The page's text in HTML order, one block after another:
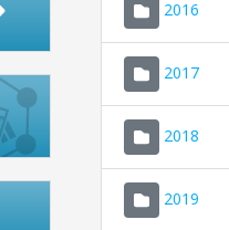
2016
2017
2018
2019